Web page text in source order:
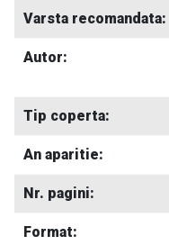
Varsta recomandata:
Autor:
Tip coperta:
An aparitie:
Nr. pagini:
Format: